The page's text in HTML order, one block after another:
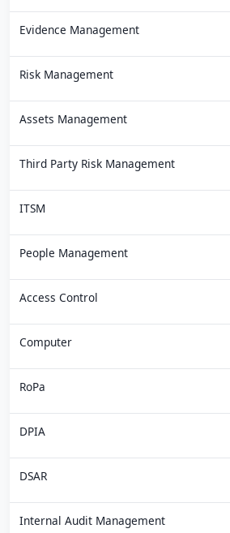
Evidence Management
Risk Management
Assets Management
Third Party Risk Management
ITSM
People Management
Access Control
Computer
RoPa
DPIA
DSAR
Internal Audit Management